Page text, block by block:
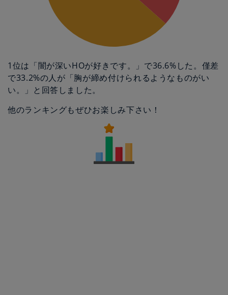
1位は「闇が深いHOが好きです。」で36.6%した。僅差
で33.2%の人が「胸が締め付けられるようなものがい
い。」と回答しました。
他のランキングもぜひお楽しみ下さい！